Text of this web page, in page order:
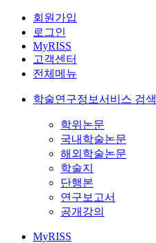
회원가입
로그인
MyRISS
고객센터
전체메뉴
학술연구정보서비스 검색
학위논문
국내학술논문
해외학술논문
학술지
단행본
연구보고서
공개강의
MyRISS